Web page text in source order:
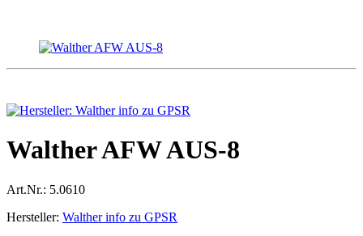
Walther AFW AUS-8
Art.Nr.: 5.0610
Hersteller: Walther info zu GPSR